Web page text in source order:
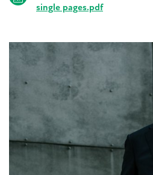
single pages.pdf